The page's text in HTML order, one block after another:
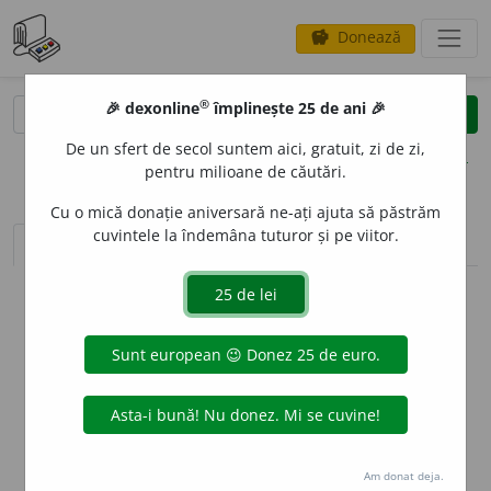
savings Donează
clear
opțiuni
sinteza definițiilor (1) definiții (17) declinări
info
Aceste definiții sunt compilate de
echipa dexonline. Definițiile
originale se află pe filadefiniții.
preferințe
🎉 dexonline® împlinește 25 de ani 🎉
De un sfert de secol suntem aici, gratuit, zi de zi,
pentru milioane de căutări.
Cu o mică donație aniversară ne-ați ajuta să păstrăm
cuvintele la îndemâna tuturor și pe viitor.
Am donat deja.